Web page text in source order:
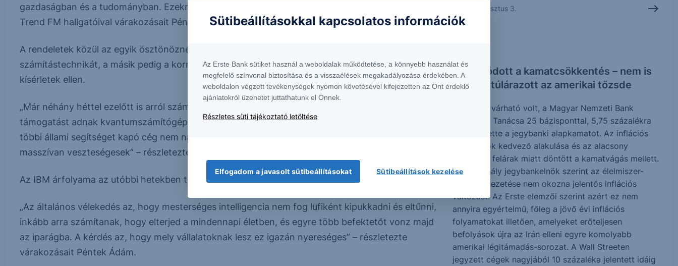
gazdaságban és a tudományban. Ezeknek megfelelően pedig a tőzsdéken is” – osztotta meg a
Trend FM hallgatóival várakozásait Péntek Ádám, az Erste részvényelemzője.
A rendeletek közül az egyik ösztönözné a kereskedelmi szempontból is érdekes kvantum-
számítástechnikát, a másik pedig a kormányzati felkészülést gyorsítani a kvantumalapú betörési
kísérletek ellen.
„Már néhány héttel ezelőtt is arról számolt be az Egyesült Államok, hogy 2 milliárd dollár
támogatást adnak kvantumszámítógépet gyártó vállalatoknak. Ebből 1 milliárdot az IBM kap, a
többi állami segítséget kapó cég nem nagyon ismert, de ezen a területen dolgoznak, és jelenleg
masszívan veszteségesek” – részletezte a helyzetet a részvényelemző.
Az IBM árfolyama az utóbbi hetekben több tíz százalékkal emelkedett a tőzsdén.
„Az általános vélekedés az, hogy mesterséges intelligencia nem fog lufiként kipukkadni és eltűnni,
inkább arra számítanak, hogy elterjed a mindennapi életben, és egyre több befektetőt vonz majd
az iparágba. A kérdés az, hogy mely vállalatoknak lesz ez igazán nyereséges” – részletezte
várakozásait Péntek Ádám.
2026. augusztus 3.
Folytatódott a kamatcsökkentés – nem is
annyira túlárazott az amerikai tőzsde
Ahogy az várható volt, a Magyar Nemzeti Bank
Monetáris Tanácsa 25 bázisponttal, 5,75 százalékra
csökkentette a jegybanki alapkamatot. Az inflációs
folyamatok kedvező alakulása és az alacsony
kockázati felárak miatt döntött a kamatvágás mellett.
Varga Mihály jegybankelnök szerint az élelmiszer-
árstop kivezetése nem okozna jelentős inflációs
változást. Az Erste elemzői szerint azért ez nem
annyira egyértelmű, főleg a jövő évi inflációs
folyamatokat illetően, amelyeket erőteljesen
befolyások újra az Irán elleni egyre komolyabb
amerikai légitámadás-sorozat. A Wall Streeten
jegyzett cégek nagyjából 10 százaléka jelentett idáig
Sütibeállításokkal kapcsolatos információk
Az Erste Bank sütiket használ a weboldalak működtetése, a könnyebb használat és
megfelelő színvonal biztosítása és a visszaélések megakadályozása érdekében. A
weboldalon végzett tevékenységek nyomon követésével kifejezetten az Önt érdeklő
ajánlatokról üzenetet juttathatunk el Önnek.
Részletes süti tájékoztató letöltése
Elfogadom a javasolt sütibeállításokat Sütibeállítások kezelése